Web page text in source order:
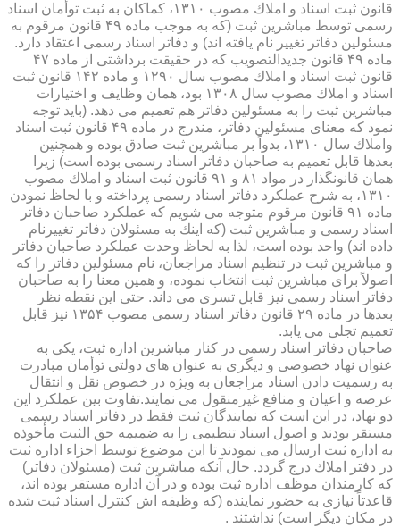
قانون ثبت اسناد و املاك مصوب ۱۳۱۰، كماكان به ثبت توأمان اسناد
رسمی توسط مباشرین ثبت (كه به موجب ماده ۴۹ قانون مرقوم به
مسئولین دفاتر تغییر نام یافته اند) و دفاتر اسناد رسمی اعتقاد دارد.
ماده ۴۹ قانون جدیدالتصویب كه در حقیقت برداشتی از ماده ۴۷
قانون ثبت اسناد و املاك مصوب سال ۱۲۹۰ و ماده ۱۴۲ قانون ثبت
اسناد و املاك مصوب سال ۱۳۰۸ بود، همان وظایف و اختیارات
مباشرین ثبت را به مسئولین دفاتر هم تعمیم می دهد. (باید توجه
نمود كه معنای مسئولین دفاتر، مندرج در ماده ۴۹ قانون ثبت اسناد
واملاك سال ۱۳۱۰، بدواً بر مباشرین ثبت صادق بوده و همچنین
بعدها قابل تعمیم به صاحبان دفاتر اسناد رسمی بوده است) زیرا
همان قانونگذار در مواد ۸۱ و ۹۱ قانون ثبت اسناد و املاك مصوب
۱۳۱۰، به شرح عملكرد دفاتر اسناد رسمی پرداخته و با لحاظ نمودن
ماده ۹۱ قانون مرقوم متوجه می شویم كه عملكرد صاحبان دفاتر
اسناد رسمی و مباشرین ثبت (كه اینك به مسئولان دفاتر تغییرنام
داده اند) واحد بوده است، لذا به لحاظ وحدت عملكرد صاحبان دفاتر
و مباشرین ثبت در تنظیم اسناد مراجعان، نام مسئولین دفاتر را كه
اصولاً برای مباشرین ثبت انتخاب نموده، و همین معنا را به صاحبان
دفاتر اسناد رسمی نیز قابل تسری می داند. حتی این نقطه نظر
بعدها در ماده ۲۹ قانون دفاتر اسناد رسمی مصوب ۱۳۵۴ نیز قابل
تعمیم تجلی می یابد.
صاحبان دفاتر اسناد رسمی در كنار مباشرین اداره ثبت، یكی به
عنوان نهاد خصوصی و دیگری به عنوان های دولتی توأمان مبادرت
به رسمیت دادن اسناد مراجعان به ویژه در خصوص نقل و انتقال
عرصه و اعیان و منافع غیرمنقول می نمایند.تفاوت بین عملكرد این
دو نهاد، در این است كه نمایندگان ثبت فقط در دفاتر اسناد رسمی
مستقر بودند و اصول اسناد تنظیمی را به ضمیمه حق الثبت مأخوذه
به اداره ثبت ارسال می نمودند تا این موضوع توسط اجزاء اداره ثبت
در دفتر املاك درج گردد. حال آنكه مباشرین ثبت (مسئولان دفاتر)
كه كارمندان موظف اداره ثبت بوده و در آن اداره مستقر بوده اند،
قاعدتاً نیازی به حضور نماینده (كه وظیفه اش كنترل اسناد ثبت شده
در مكان دیگر است) نداشتند .